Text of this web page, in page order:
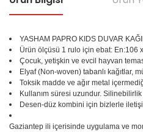
YASHAM PAPRO KIDS DUVAR
Ürün ölçüsü 1 rulo için ebat: En:106
Çocuk, yetişkin ve evcil hayvan
Elyaf (Non-woven) tabanlı kağıtlar,
Toksik madde ve ağır metal
Kullanım süresi uzundur.
Desen-düz kombini için bizlerle
Gaziantep ili içerisinde uygulama ve